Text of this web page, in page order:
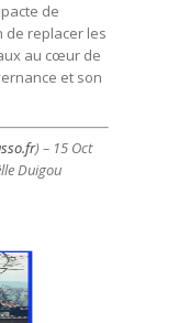
de
de replacer les
au cœur de
et son
) – 15 Oct
Duigou